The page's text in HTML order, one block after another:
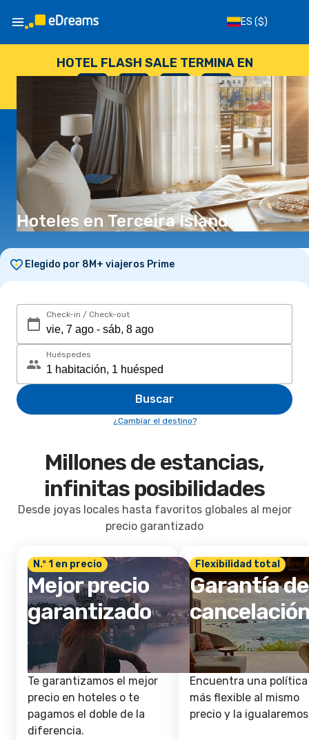
ES ($)
HOTEL FLASH SALE TERMINA EN
--
DÍAS
: --
HORAS
: --
SEGUNDOS
Hoteles en Terceira Island
Elegido por 8M+ viajeros Prime
Check-in / Check-out
Huéspedes
Buscar
¿Cambiar el destino?
Millones de estancias,
infinitas posibilidades
Desde joyas locales hasta favoritos globales al mejor
precio garantizado
N.º 1 en precio
Mejor precio
garantizado
Te garantizamos el mejor
precio en hoteles o te
pagamos el doble de la
diferencia.
Flexibilidad total
Garantía de
Encuentra una política
más flexible al mismo
precio y la